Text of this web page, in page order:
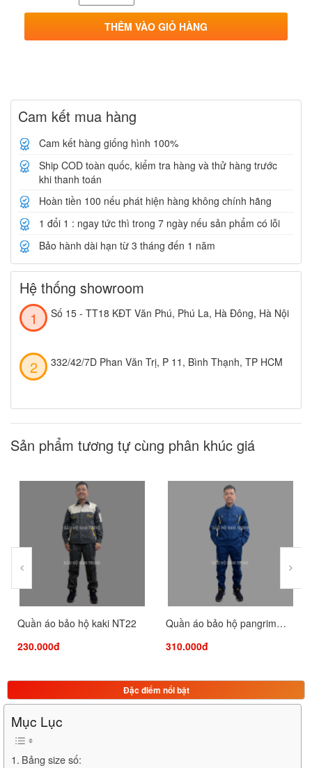
THÊM VÀO GIỎ HÀNG
Cam kết mua hàng
Cam kết hàng giống hình 100%
Ship COD toàn quốc, kiểm tra hàng và thử hàng trước
khi thanh toán
Hoàn tiền 100 nếu phát hiện hàng không chính hãng
1 đổi 1 : ngay tức thì trong 7 ngày nếu sản phẩm có lỗi
Bảo hành dài hạn từ 3 tháng đến 1 năm
Hệ thống showroom
Số 15 - TT18 KĐT Văn Phú, Phú La, Hà Đông, Hà Nội
332/42/7D Phan Văn Trị, P 11, Bình Thạnh, TP HCM
Sản phẩm tương tự cùng phân khúc giá
Quần áo bảo hộ kaki NT22
230.000đ
Quần áo bảo hộ pangrim
310.000đ
Đặc điểm nổi bật
Mục Lục
Bảng size số: